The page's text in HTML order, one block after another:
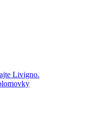
Livigno.